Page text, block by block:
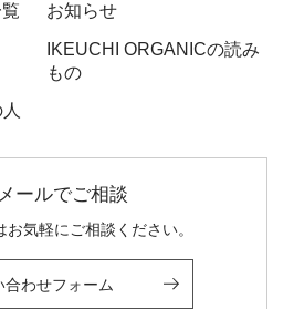
お知らせ
IKEUCHI ORGANICの読み
もの
メールでご相談
気軽にご相談ください。
合わせフォーム